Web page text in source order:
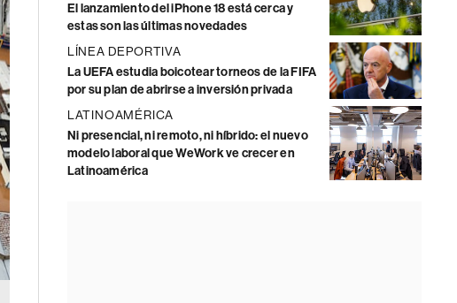
El lanzamiento del iPhone 18 está cerca y
estas son las últimas novedades
LÍNEA DEPORTIVA
La UEFA estudia boicotear torneos de la FIFA
por su plan de abrirse a inversión privada
LATINOAMÉRICA
Ni presencial, ni remoto, ni híbrido: el nuevo
modelo laboral que WeWork ve crecer en
Latinoamérica